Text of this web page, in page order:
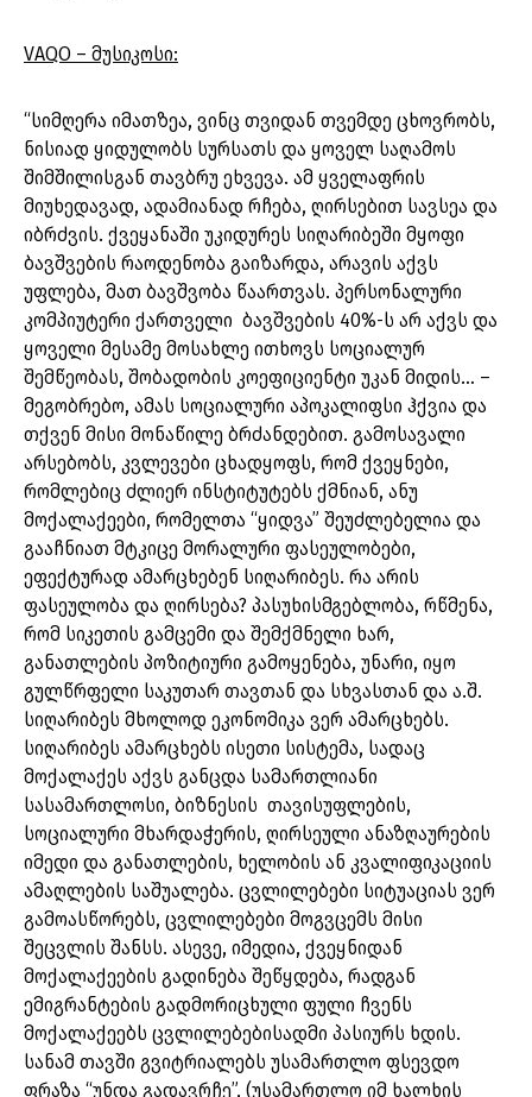
VAQO – მუსიკოსი:
“სიმღერა იმათზეა, ვინც თვიდან თვემდე ცხოვრობს,
ნისიად ყიდულობს სურსათს და ყოველ საღამოს
შიმშილისგან თავბრუ ეხვევა. ამ ყველაფრის
მიუხედავად, ადამიანად რჩება, ღირსებით სავსეა და
იბრძვის. ქვეყანაში უკიდურეს სიღარიბეში მყოფი
ბავშვების რაოდენობა გაიზარდა, არავის აქვს
უფლება, მათ ბავშვობა წაართვას. პერსონალური
კომპიუტერი ქართველი ბავშვების 40%-ს არ აქვს და
ყოველი მესამე მოსახლე ითხოვს სოციალურ
შემწეობას, შობადობის კოეფიციენტი უკან მიდის… –
მეგობრებო, ამას სოციალური აპოკალიფსი ჰქვია და
თქვენ მისი მონაწილე ბრძანდებით. გამოსავალი
არსებობს, კვლევები ცხადყოფს, რომ ქვეყნები,
რომლებიც ძლიერ ინსტიტუტებს ქმნიან, ანუ
მოქალაქეები, რომელთა “ყიდვა” შეუძლებელია და
გააჩნიათ მტკიცე მორალური ფასეულობები,
ეფექტურად ამარცხებენ სიღარიბეს. რა არის
ფასეულობა და ღირსება? პასუხისმგებლობა, რწმენა,
რომ სიკეთის გამცემი და შემქმნელი ხარ,
განათლების პოზიტიური გამოყენება, უნარი, იყო
გულწრფელი საკუთარ თავთან და სხვასთან და ა.შ.
სიღარიბეს მხოლოდ ეკონომიკა ვერ ამარცხებს.
სიღარიბეს ამარცხებს ისეთი სისტემა, სადაც
მოქალაქეს აქვს განცდა სამართლიანი
სასამართლოსი, ბიზნესის თავისუფლების,
სოციალური მხარდაჭერის, ღირსეული ანაზღაურების
იმედი და განათლების, ხელობის ან კვალიფიკაციის
ამაღლების საშუალება. ცვლილებები სიტუაციას ვერ
გამოასწორებს, ცვლილებები მოგვცემს მისი
შეცვლის შანსს. ასევე, იმედია, ქვეყნიდან
მოქალაქეების გადინება შეწყდება, რადგან
ემიგრანტების გადმორიცხული ფული ჩვენს
მოქალაქეებს ცვლილებებისადმი პასიურს ხდის.
სანამ თავში გვიტრიალებს უსამართლო ფსევდო
ფრაზა “უნდა გადავრჩე”, (უსამართლო იმ ხალხის